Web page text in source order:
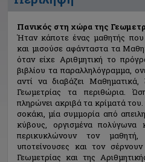
Πανικός στη χώρα της
Ήταν κάποτε ένας μαθητής
και μισούσε αφάνταστα τα
όταν είχε Αριθμητική το
βιβλίου τα παραλληλόγραμμα,
αντί να διαβάζει
Γεωμετρίας τα περιθώρια.
πληρώνει ακριβά τα κρίματά
σοκάκι, μία συμμορία από
κύβους, οργισμένα πολύγωνα
περικυκλώνουν τον
υποτείνουσες και τον
Γεωμετρίας και της